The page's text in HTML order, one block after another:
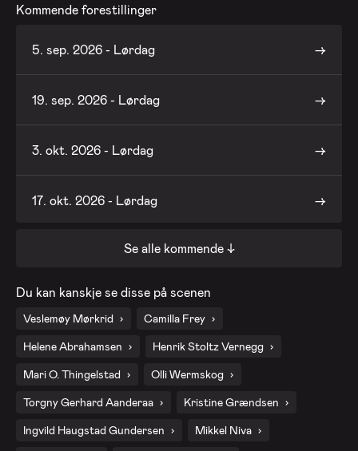
Kommende forestillinger
5. sep. 2026 - Lørdag
19. sep. 2026 - Lørdag
3. okt. 2026 - Lørdag
17. okt. 2026 - Lørdag
31. okt. 2026 - Lørdag
14. nov. 2026 - Lørdag
28. nov. 2026 - Lørdag
Se alle kommende ↓
Du kan kanskje se disse på scenen
Veslemøy Mørkrid Camilla Frey
Helene Abrahamsen Henrik Stoltz Vernegg
Mari O. Thingelstad Olli Wermskog
Torgny Gerhard Aanderaa Kristine Grændsen
Ingvild Haugstad Gundersen Mikkel Niva